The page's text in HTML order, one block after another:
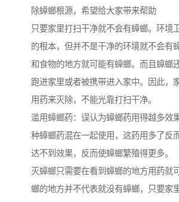
除蟑螂根源，希望给大家带来帮助
只要家里打扫干净就不会有蟑螂。环境
的根本，但并不是干净的环境就不会有
和食物的地方就可能有蟑螂。而且蟑螂
跑进家里或者被携带进入家中。因此，
用药来灭除，不能光靠打扫干净。
滥用蟑螂药：误认为蟑螂药用得越多效
种蟑螂药混在一起使用，这药用多了反而
达不到效果，反而使蟑螂繁殖得更多。
灭蟑螂只需要在看到蟑螂的地方用药就
螂的地方并不代表就没有蟑螂，只要家